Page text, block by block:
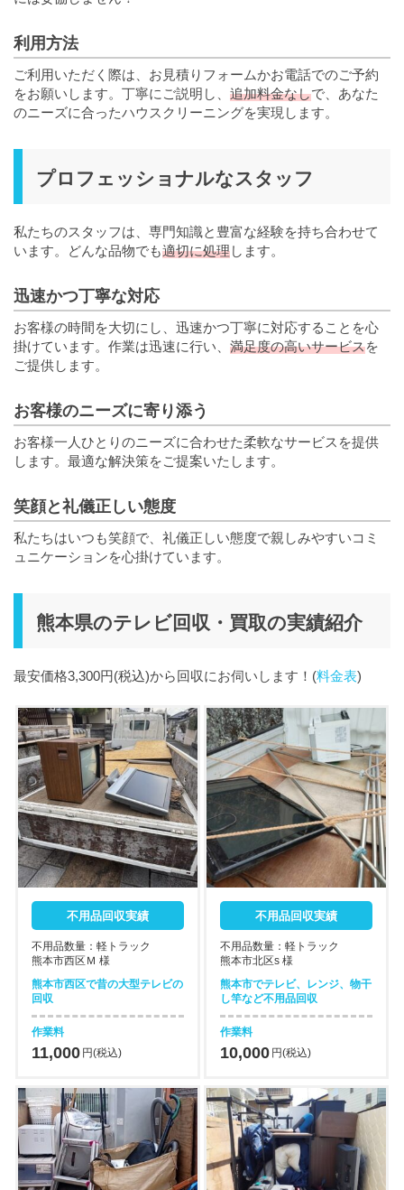
利用方法
ご利用いただく際は、お見積りフォームかお電話でのご予約
をお願いします。丁寧にご説明し、 追加料金なしで、あなた
のニーズに合ったハウスクリーニングを実現します。
プロフェッショナルなスタッフ
私たちのスタッフは、専門知識と豊富な経験を持ち合わせて
います。どんな品物でも適切に処理します。
迅速かつ丁寧な対応
お客様の時間を大切にし、迅速かつ丁寧に対応することを心
掛けています。作業は迅速に行い、 満足度の高いサービスを
ご提供します。
お客様のニーズに寄り添う
お客様一人ひとりのニーズに合わせた柔軟なサービスを提供
します。最適な解決策をご提案いたします。
笑顔と礼儀正しい態度
私たちはいつも笑顔で、礼儀正しい態度で親しみやすいコミ
ュニケーションを心掛けています。
熊本県のテレビ回収・買取の実績紹介
最安価格3,300円(税込)から回収にお伺いします！(料金表)
不用品回収実績
不用品数量：軽トラック
熊本市西区Ｍ 様
熊本市西区で昔の大型テレビの
回収
作業料
11,000 円(税込)
不用品回収実績
不用品数量：軽トラック
熊本市北区s 様
熊本市でテレビ、レンジ、物干
し竿など不用品回収
作業料
10,000 円(税込)